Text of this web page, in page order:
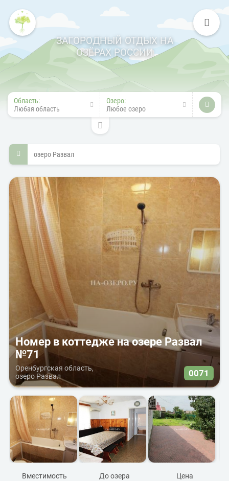
ЗАГОРОДНЫЙ ОТДЫХ НА
ОЗЁРАХ РОССИИ
Область:
Любая область
Озеро:
Любое озеро
озеро Развал
Номер в коттедже на озере Развал
№71
Оренбургская область,
озеро Развал
0071
Вместимость До озера Цена